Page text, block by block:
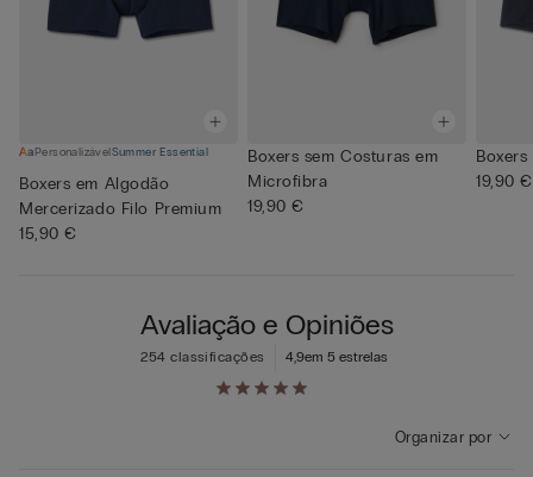
PersonalizávelSummer Essential
Boxers em Algodão
Mercerizado Filo Premium
15,90 €
Boxers sem Costuras em
Microfibra
19,90 €
19,90 €
Avaliação e Opiniões
4,9em 5 estrelas
254 classificações
Organizar por